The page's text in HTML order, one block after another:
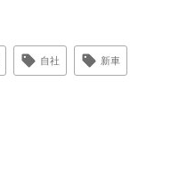
自社 新車